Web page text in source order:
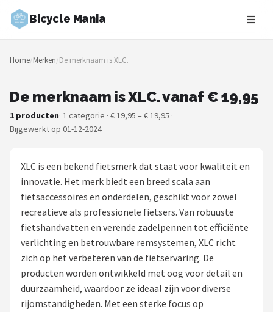
Bicycle Mania
Zoeken
NAVIGATIE
Merken
Fietsroutes
Kinderfietsen
Stadsfietsen
Elektrische fietsen
Mountainbikes
Home/Merken/De merknaam is XLC.
De merknaam is XLC. vanaf € 19,95
1 producten· 1 categorie · € 19,95 – € 19,95 ·
Bijgewerkt op 01-12-2024
XLC is een bekend fietsmerk dat staat voor kwaliteit en
innovatie. Het merk biedt een breed scala aan
fietsaccessoires en onderdelen, geschikt voor zowel
recreatieve als professionele fietsers. Van robuuste
fietshandvatten en verende zadelpennen tot efficiënte
verlichting en betrouwbare remsystemen, XLC richt
zich op het verbeteren van de fietservaring. De
producten worden ontwikkeld met oog voor detail en
duurzaamheid, waardoor ze ideaal zijn voor diverse
rijomstandigheden. Met een sterke focus op